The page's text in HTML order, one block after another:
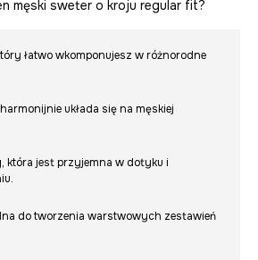
męski sweter o kroju regular fit?
łatwo wkomponujesz w różnorodne
układa się na męskiej
, która jest przyjemna w dotyku i
do tworzenia warstwowych zestawień